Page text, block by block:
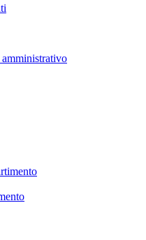
amministrativo